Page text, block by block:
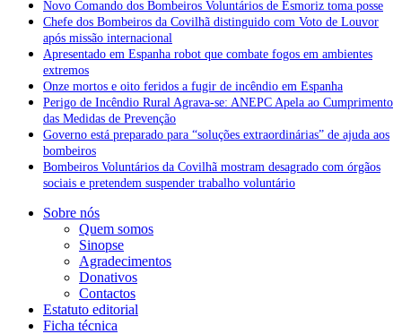
Novo Comando dos Bombeiros Voluntários de Esmoriz toma posse
Chefe dos Bombeiros da Covilhã distinguido com Voto de Louvor
após missão internacional
Apresentado em Espanha robot que combate fogos em ambientes
extremos
Onze mortos e oito feridos a fugir de incêndio em Espanha
Perigo de Incêndio Rural Agrava-se: ANEPC Apela ao Cumprimento
das Medidas de Prevenção
Governo está preparado para “soluções extraordinárias” de ajuda aos
bombeiros
Bombeiros Voluntários da Covilhã mostram desagrado com órgãos
sociais e pretendem suspender trabalho voluntário
Sobre nós
Quem somos
Sinopse
Agradecimentos
Donativos
Contactos
Estatuto editorial
Ficha técnica